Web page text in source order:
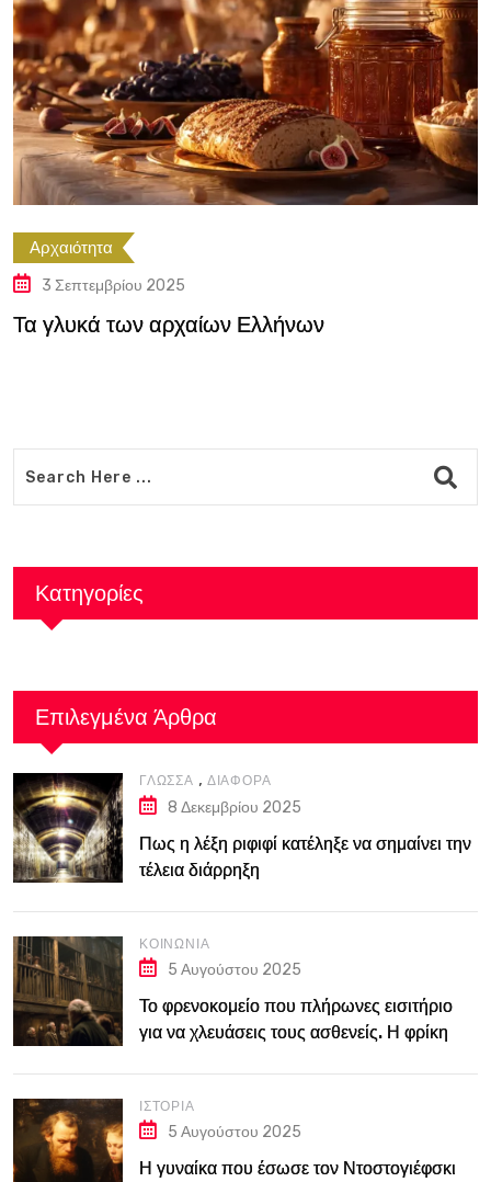
Αρχαιότητα
3 Σεπτεμβρίου 2025
Τα γλυκά των αρχαίων Ελλήνων
Κατηγορίες
Επιλεγμένα Άρθρα
ΓΛΏΣΣΑ , ΔΙΆΦΟΡΑ
8 Δεκεμβρίου 2025
Πως η λέξη ριφιφί κατέληξε να σημαίνει την
τέλεια διάρρηξη
ΚΟΙΝΩΝΊΑ
5 Αυγούστου 2025
Το φρενοκομείο που πλήρωνες εισιτήριο
για να χλευάσεις τους ασθενείς. Η φρίκη
ΙΣΤΟΡΊΑ
5 Αυγούστου 2025
Η γυναίκα που έσωσε τον Ντοστογιέφσκι